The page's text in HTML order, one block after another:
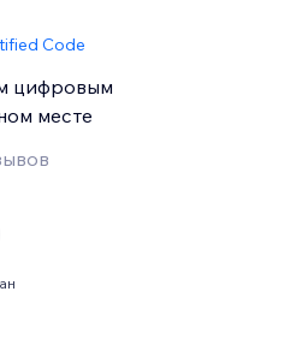
Code
цифровым
месте